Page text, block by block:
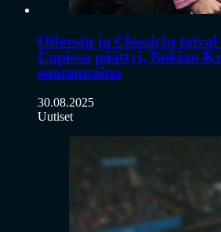
Oilersin ja Classicin taival
Cupissa päättyi, Nokian
sunnuntaina
30.08.2025
Uutiset